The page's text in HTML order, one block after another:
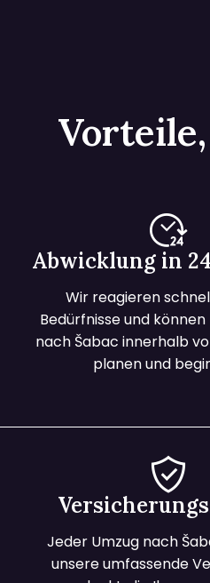
Abwicklung in
Wir reagieren
Bedürfnisse und
nach Šabac innerhalb
planen und
Jeder Umzug nach
unsere umfassende